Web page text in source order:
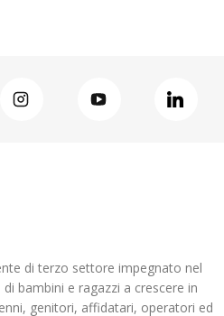
di terzo settore impegnato nel
bambini e ragazzi a crescere in
genitori, affidatari, operatori ed